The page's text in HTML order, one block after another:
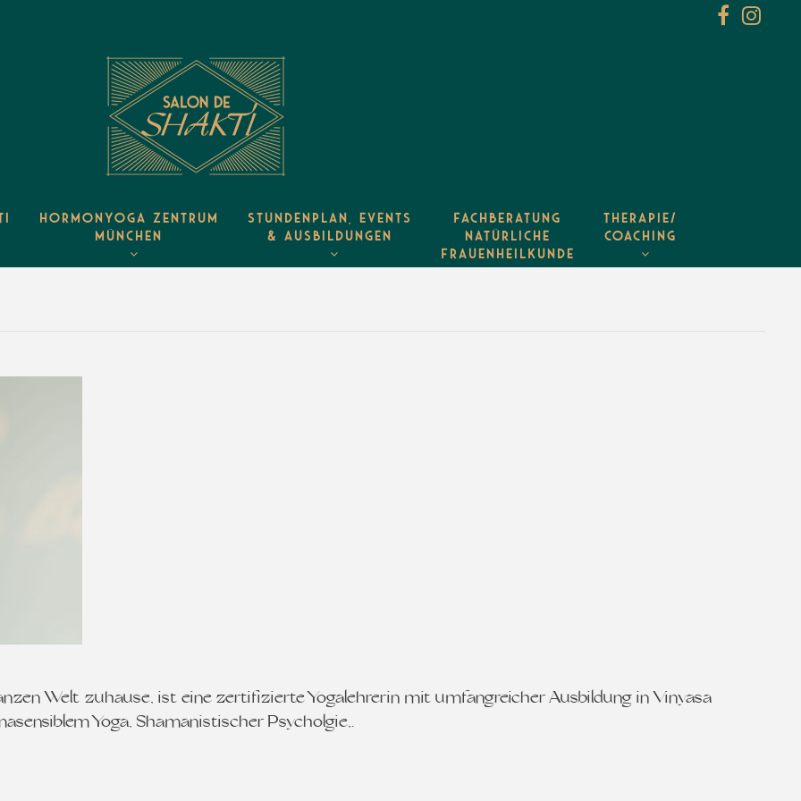
HORMONYOGA ZENTRUM
MÜNCHEN
STUNDENPLAN, EVENTS
& AUSBILDUNGEN
FACHBERATUNG
NATÜRLICHE
FRAUENHEILKUNDE
THERAPIE/
COACHING
Welt zuhause, ist eine zertifizierte Yogalehrerin mit umfangreicher Ausbildung in Vinyasa
Yoga, Shamanistischer Psycholgie,…